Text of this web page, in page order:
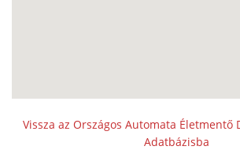
Vissza az Országos Automata Életmentő
Adatbázisba